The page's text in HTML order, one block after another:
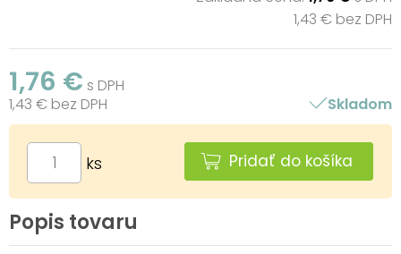
1,43 € bez DPH
1,76 € s DPH
1,43 € bez DPH
Skladom
ks Pridať do košíka
Popis tovaru